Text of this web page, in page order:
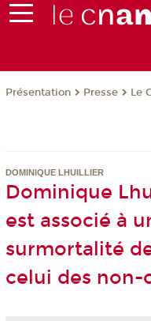
Présentation Presse Le
DOMINIQUE LHUILLIER
Dominique
est associé à
surmortalité
celui des non-